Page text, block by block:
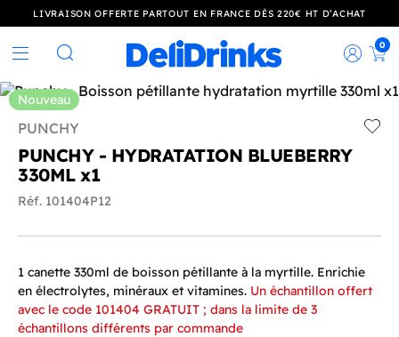
LIVRAISON OFFERTE PARTOUT EN FRANCE DÈS 220€ HT D’ACHAT
Rechercher
0
Nouveau
PUNCHY
PUNCHY - HYDRATATION BLUEBERRY
330ML x1
Réf. 101404P12
1 canette 330ml de boisson pétillante à la myrtille. Enrichie
en électrolytes, minéraux et vitamines. Un échantillon offert
avec le code 101404 GRATUIT ; dans la limite de 3
échantillons différents par commande